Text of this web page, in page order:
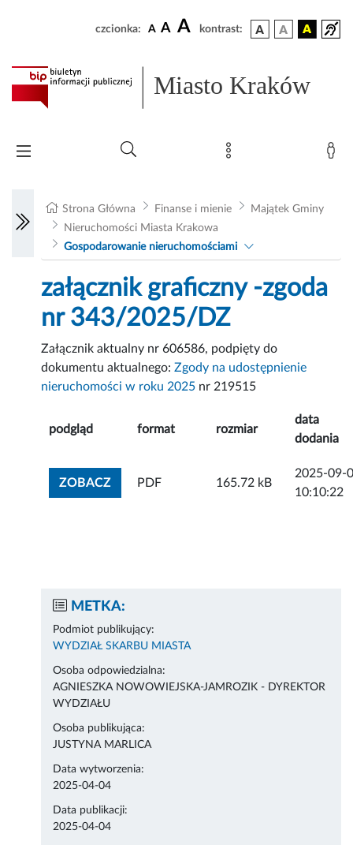
czcionka: A A A kontrast:
Miasto Kraków
Strona Główna Finanse i mienie
Majątek Gminy
Nieruchomości Miasta Krakowa
Gospodarowanie nieruchomościami
załącznik graficzny -zgoda
nr 343/2025/DZ
Załącznik aktualny nr 606586, podpięty do
dokumentu aktualnego:Zgody na udostępnienie
nieruchomości w roku 2025 nr 219515
podgląd format rozmiar
data
dodania
ZOBACZZOBACZ ZAŁĄCZNIK
PDF 165.72 kB
2025-09-
10:10:22
METKA:
Podmiot publikujący:
WYDZIAŁ SKARBU MIASTA
Osoba odpowiedzialna:
AGNIESZKA NOWOWIEJSKA-JAMROZIK - DYREKTOR
WYDZIAŁU
Osoba publikująca:
JUSTYNA MARLICA
Data wytworzenia:
2025-04-04
Data publikacji:
2025-04-04